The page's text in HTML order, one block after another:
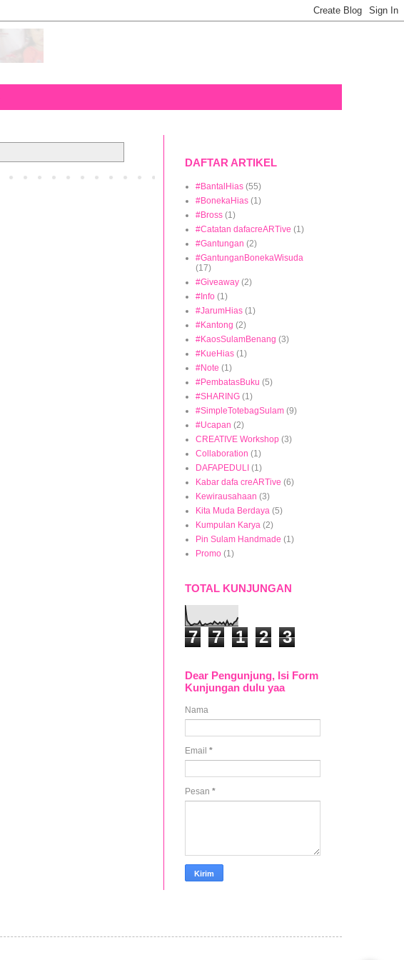
DAFTAR ARTIKEL
#BantalHias (55)
#BonekaHias (1)
#Bross (1)
#Catatan dafacreARTive (1)
#Gantungan (2)
#GantunganBonekaWisuda
(17)
#Giveaway (2)
#Info (1)
#JarumHias (1)
#Kantong (2)
#KaosSulamBenang (3)
#KueHias (1)
#Note (1)
#PembatasBuku (5)
#SHARING (1)
#SimpleTotebagSulam (9)
#Ucapan (2)
CREATIVE Workshop (3)
Collaboration (1)
DAFAPEDULI (1)
Kabar dafa creARTive (6)
Kewirausahaan (3)
Kita Muda Berdaya (5)
Kumpulan Karya (2)
Pin Sulam Handmade (1)
Promo (1)
TOTAL KUNJUNGAN
7 7 1 2 3
Dear Pengunjung, Isi Form
Kunjungan dulu yaa
Nama
Email *
Pesan *